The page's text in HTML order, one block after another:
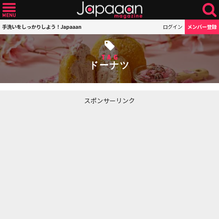
手洗いをしっかりしよう！Japaaan ログイン メンバー登録
TAG
ドーナツ
スポンサーリンク